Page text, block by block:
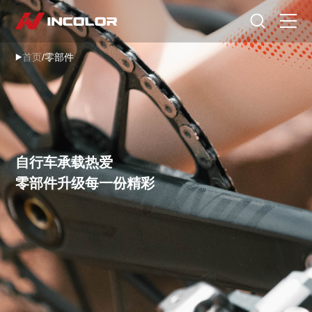
首页
自行车
零部件
骑行故事
关于我们
服务专区
门店查询
选择语言
首页/零部件
自行车承载热爱
零部件升级每一份精彩